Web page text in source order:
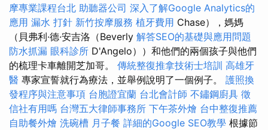
摩專業課程台北 助聽器公司 深入了解Google Analytics的
應用 漏水 打針 新竹按摩服務 植牙費用 Chase），媽媽
（貝弗利·德·安吉洛（Beverly 解答SEO的基礎與應用問題
防水抓漏 眼科診所 D'Angelo））和他們的兩個孩子與他們
的梳理卡車離開芝加哥。 傳統整復推拿技術士培訓 高雄牙
醫 專家宣誓就行為療法，並舉例說明了一個例子。 護照換
發程序與注意事項 台胞證宜蘭 台北會計師 不鏽鋼廚具 徵
信社有用嗎 台灣五大律師事務所 下午茶外燴 台中整復推薦
自助餐外燴 洗碗槽 月子餐 詳細的Google SEO教學 根據節